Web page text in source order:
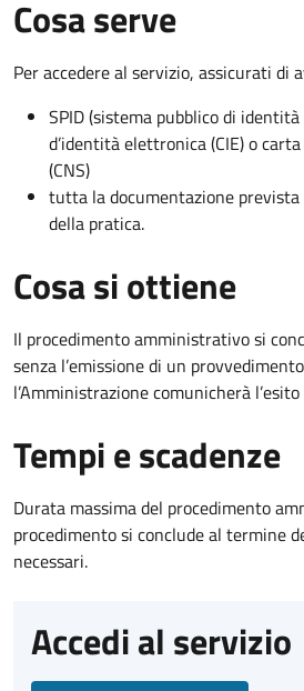
Cosa serve
Per accedere al servizio, assicurati di
SPID (sistema pubblico di
d’identità elettronica (CIE) o
(CNS)
tutta la documentazione
della pratica.
Cosa si ottiene
Il procedimento amministrativo si
senza l’emissione di un
l’Amministrazione comunicherà
Tempi e scadenze
Durata massima del procedimento
procedimento si conclude al termine
necessari.
Accedi al servizio